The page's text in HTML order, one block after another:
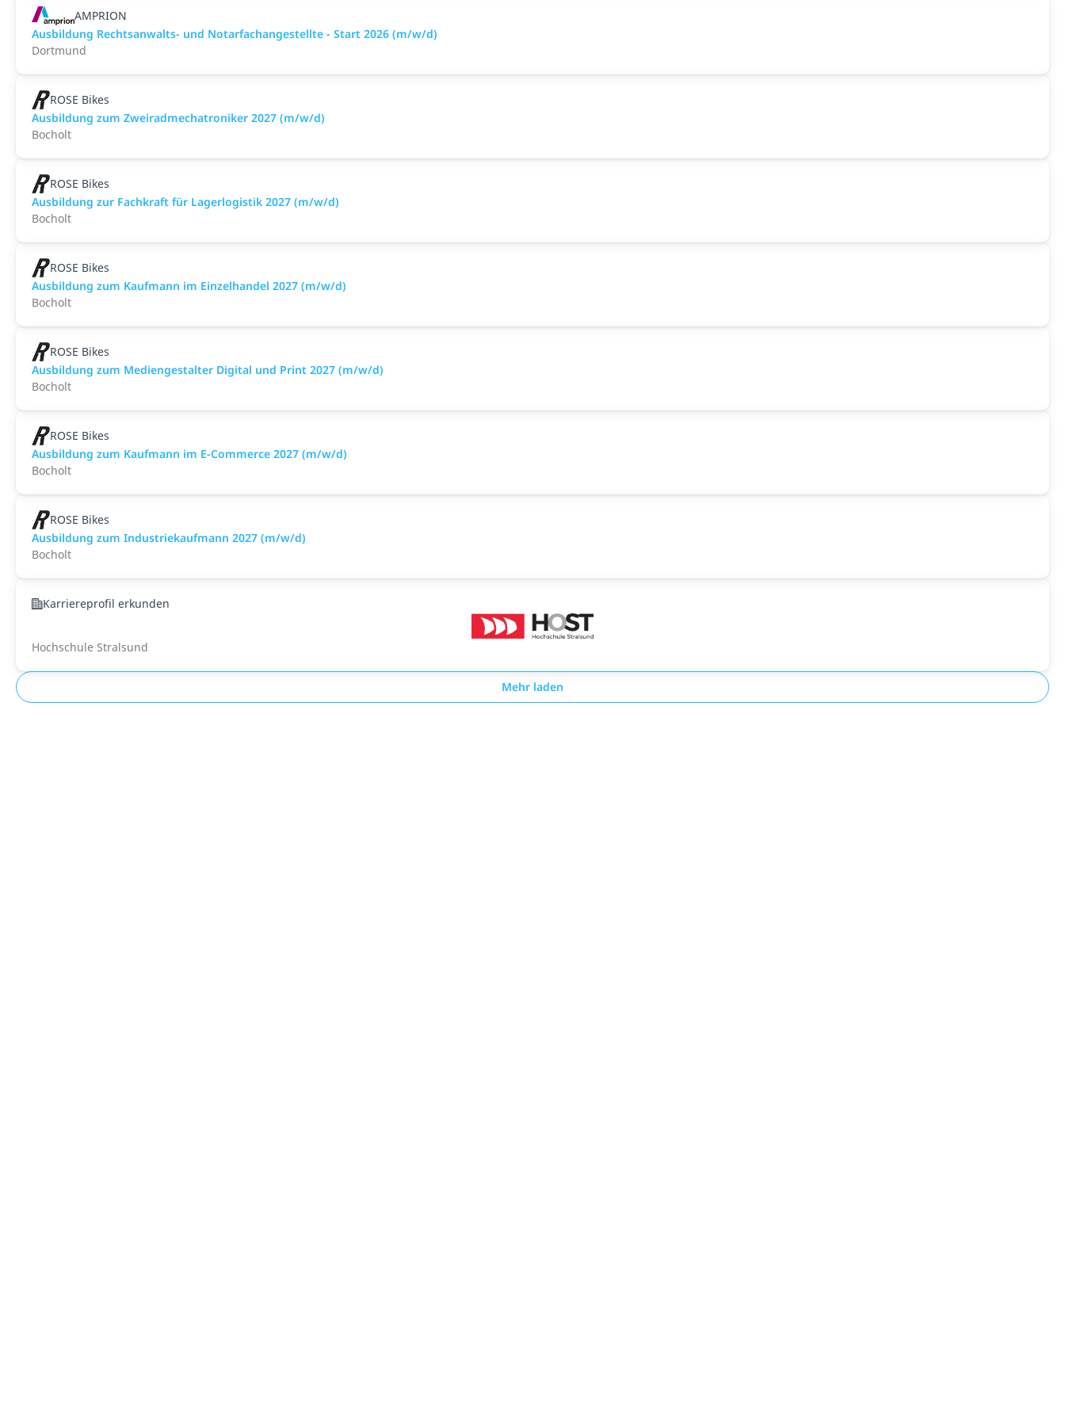
AMPRION
Ausbildung Rechtsanwalts- und Notarfachangestellte - Start 2026 (m/w/d)
Dortmund
ROSE Bikes
Ausbildung zum Zweiradmechatroniker 2027 (m/w/d)
Bocholt
ROSE Bikes
Ausbildung zur Fachkraft für Lagerlogistik 2027 (m/w/d)
Bocholt
ROSE Bikes
Ausbildung zum Kaufmann im Einzelhandel 2027 (m/w/d)
Bocholt
ROSE Bikes
Ausbildung zum Mediengestalter Digital und Print 2027 (m/w/d)
Bocholt
ROSE Bikes
Ausbildung zum Kaufmann im E-Commerce 2027 (m/w/d)
Bocholt
ROSE Bikes
Ausbildung zum Industriekaufmann 2027 (m/w/d)
Bocholt
Karriereprofil erkunden
Hochschule Stralsund
Mehr laden